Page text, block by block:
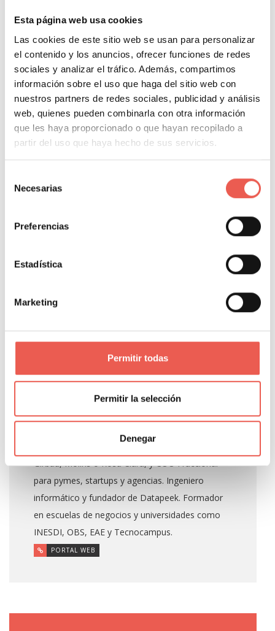
Esta página web usa cookies
Las cookies de este sitio web se usan para personalizar
el contenido y los anuncios, ofrecer funciones de redes
sociales y analizar el tráfico. Además, compartimos
información sobre el uso que haga del sitio web con
nuestros partners de redes sociales, publicidad y análisis
web, quienes pueden combinarla con otra información
que les haya proporcionado o que hayan recopilado a
partir del uso que haya hecho de sus servicios.
Necesarias
Preferencias
Estadística
Marketing
Permitir todas
Permitir la selección
Denegar
laboral, lo cual lo hace mucho más motivador.
Títulos oficiales: estudiar por internet no
convierte a nuestro título menos valioso, sino
que puede tener la misma oficialidad que las
carreras presenciales.
Aprender para ser un emprendedor con futuro
About Author
Javier Sancho Piqueras
Propietario y responsable editorial de Tiempo de
Looker Studio para empresas como Salvat,
Girbau, Molins o Rosa Clará, y COO Fraccional
para pymes, startups y agencias. Ingeniero
informático y fundador de Datapeek. Formador
en escuelas de negocios y universidades como
INESDI, OBS, EAE y Tecnocampus.
PORTAL WEB